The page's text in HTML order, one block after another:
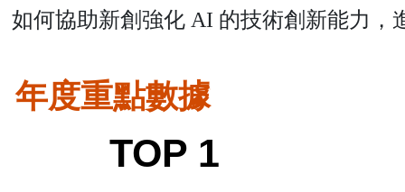
如何協助新創強化 AI 的技術創新能力，
年度重點數據
TOP 1